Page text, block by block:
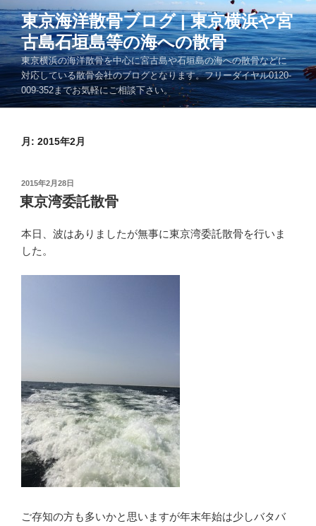
コ
ン
テ
ン
へ
ス
東京海洋散骨ブログ | 東京横浜や宮
古島石垣島等の海への散骨
東京横浜の海洋散骨を中心に宮古島や石垣島の海への散骨などに
対応している散骨会社のブログとなります。フリーダイヤル0120-
009-352までお気軽にご相談下さい。
月: 2015年2月
投
稿
日:
2015年2月28日
東京湾委託散骨
本日、波はありましたが無事に東京湾委託散骨を行いま
した。
ご存知の方も多いかと思いますが年末年始は少しバタバ